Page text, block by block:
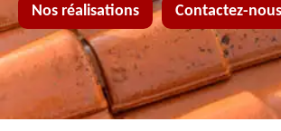
Nos réalisations Contactez-